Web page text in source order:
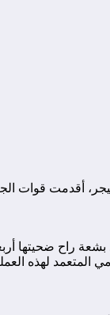
أقدمت قوات
راح ضحيتها
المتعمد لهذه